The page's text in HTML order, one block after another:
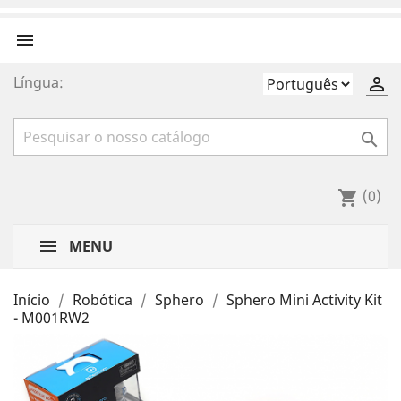


Língua:

shopping_cart (0)
MENU
Início Robótica Sphero
Sphero Mini Activity Kit
- M001RW2